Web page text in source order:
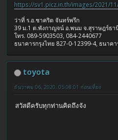
https://sv1.picz.in.th/images/2021/
ว่าที่ ร.อ.ชาคริต จันทร์พรึก
39 ม.1 ต.พังกาญจน์ อ.พนม จ.สุราษฎร์ธา
โทร. 089-5903503, 084-2440677
ธนาคารกรุงไทย 827-0-12399-4, ธนาค
toyota
ธันวาคม 06, 2020, 05:08:01 ก่อนเที่ยง
สวัสดีครับทุกท่านคิดถึงจัง